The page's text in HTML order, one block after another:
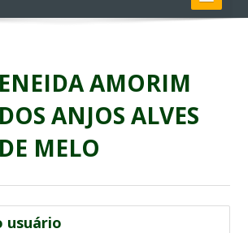
Buscar
ENEIDA AMORIM
DOS ANJOS ALVES
DE MELO
usuário